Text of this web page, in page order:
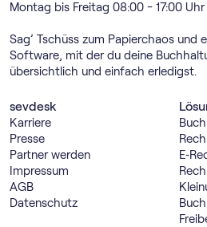
Montag bis Freitag 08:00 - 17:00 Uhr
Sag’ Tschüss zum Papierchaos und
Software, mit der du deine
übersichtlich und einfach erledigst.
sevdesk
Karriere
Presse
Partner werden
Impressum
AGB
Datenschutz